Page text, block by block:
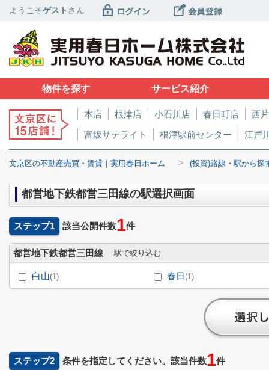
ようこそゲスト さん
物件を探す サービス紹介
本店 根津店 小石川店 春日町店
西
富坂サテライト
根津駅前センター 江戸
文京区の不動産売買・賃貸｜実用春日ホーム > (投資)路線・駅から探
都営地下鉄都営三田線の駅選択画面
ステップ1 該当公開件数1件
都営地下鉄都営三田線 駅で絞り込む
白山(1) 春日 (1)
ステップ2 条件を指定してください。該当件数1件